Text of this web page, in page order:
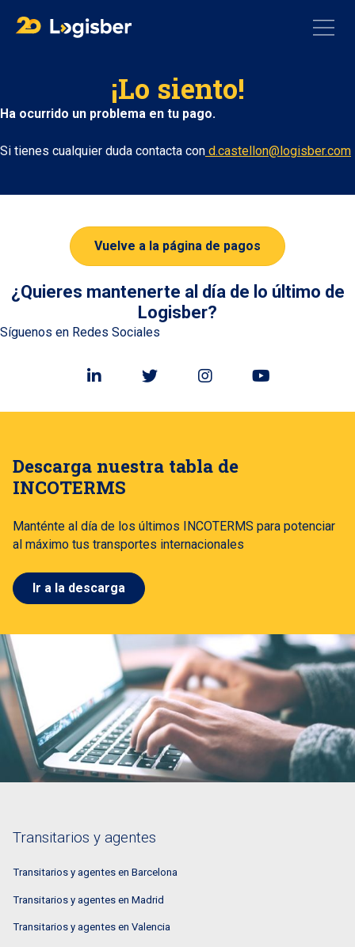
¡Lo siento!
Ha ocurrido un problema en tu pago.
Si tienes cualquier duda contacta con d.castellon@logisber.com
Vuelve a la página de pagos
¿Quieres mantenerte al día de lo último de
Logisber?
Síguenos en Redes Sociales
Descarga nuestra tabla de
INCOTERMS
Manténte al día de los últimos INCOTERMS para potenciar
al máximo tus transportes internacionales
Ir a la descarga
Transitarios y agentes
Transitarios y agentes en Barcelona
Transitarios y agentes en Madrid
Transitarios y agentes en Valencia